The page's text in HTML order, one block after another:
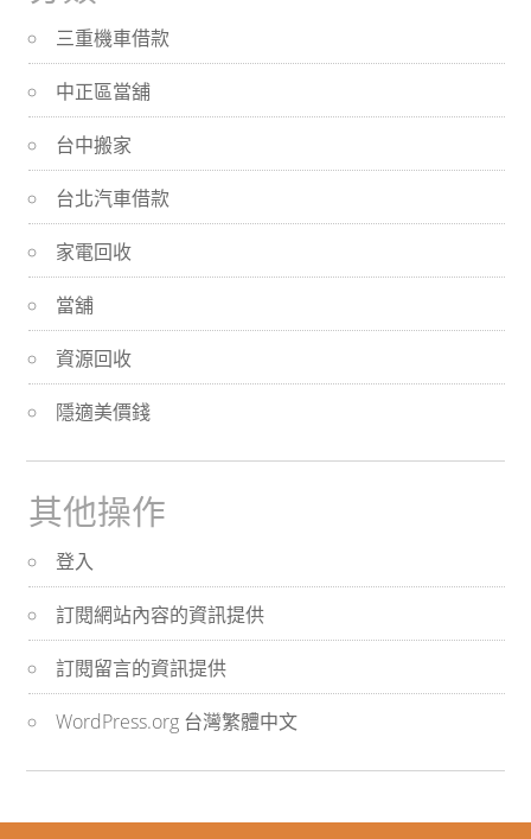
三重機車借款
中正區當舖
台中搬家
台北汽車借款
家電回收
當舖
資源回收
隱適美價錢
其他操作
登入
訂閱網站內容的資訊提供
訂閱留言的資訊提供
WordPress.org 台灣繁體中文